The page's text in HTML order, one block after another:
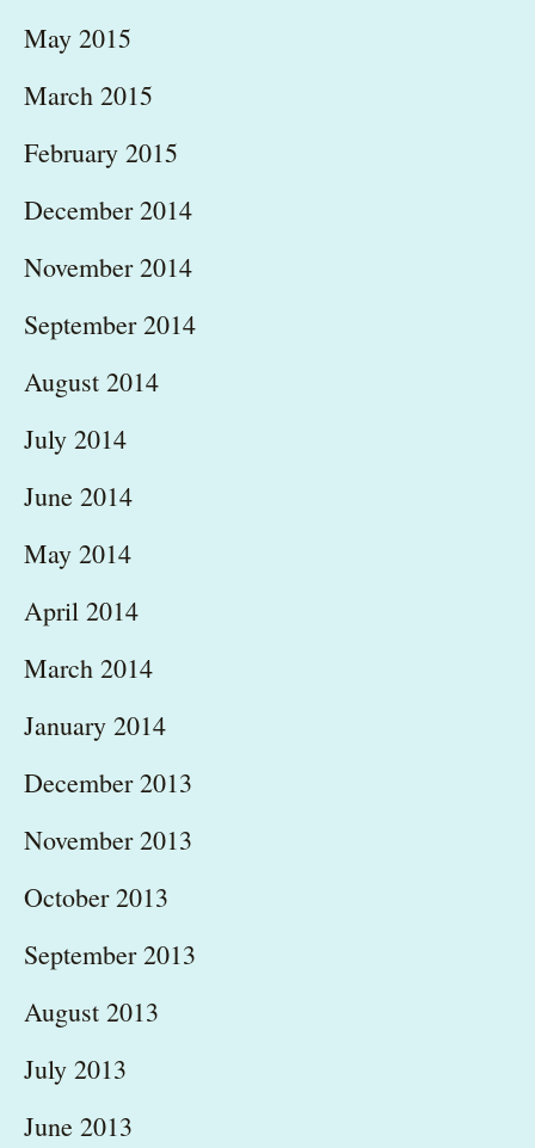
May 2015
March 2015
February 2015
December 2014
November 2014
September 2014
August 2014
July 2014
June 2014
May 2014
April 2014
March 2014
January 2014
December 2013
November 2013
October 2013
September 2013
August 2013
July 2013
June 2013